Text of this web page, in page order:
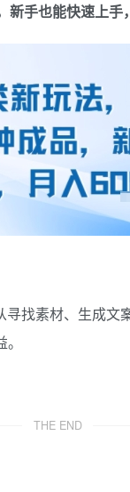
新手也能快速上手
找素材、生成
THE END